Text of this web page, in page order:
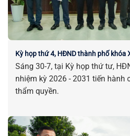
Kỳ họp thứ 4, HĐND thành phố khóa
Sáng 30-7, tại Kỳ họp thứ tư,
nhiệm kỳ 2026 - 2031 tiến hành
thẩm quyền.